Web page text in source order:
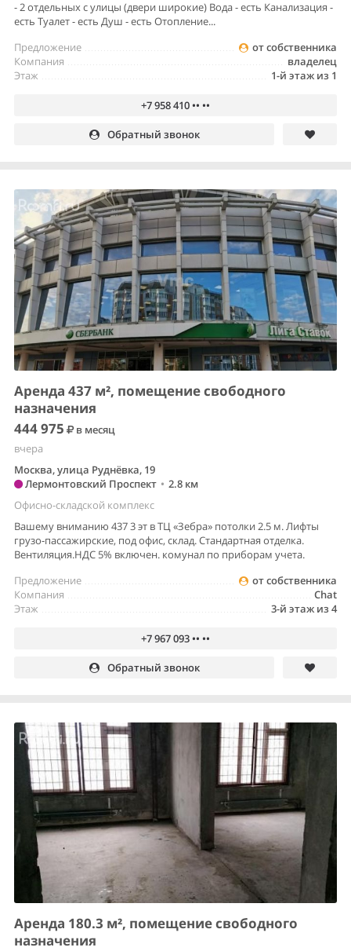
- 2 отдельных с улицы (двери широкие) Вода - есть Канализация -
есть Туалет - есть Душ - есть Отопление...
от собственника
Предложение
владелец
Компания
1-й этаж из 1
Этаж
+7 958 410 •• ••
Обратный звонок
Аренда 437 м², помещение свободного
назначения
444 975
в месяц
вчера
Москва, улица Руднёвка, 19
Лермонтовский Проспект • 2.8 км
Офисно-складской комплекс
Вашему вниманию 437 3 эт в ТЦ «Зебра» потолки 2.5 м. Лифты
грузо-пассажирские, под офис, склад. Стандартная отделка.
Вентиляция.НДС 5% включен. комунал по приборам учета.
от собственника
Предложение
Chat
Компания
3-й этаж из 4
Этаж
+7 967 093 •• ••
Обратный звонок
Аренда 180.3 м², помещение свободного
назначения